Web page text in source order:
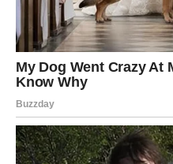
Pred vama su veoma